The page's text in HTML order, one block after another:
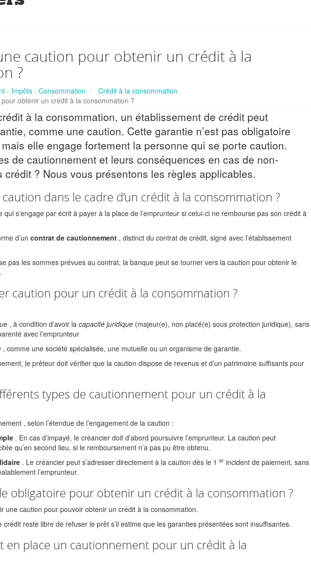
caution pour obtenir un crédit à la
?
- Impôts - Consommation
Crédit à la consommation
obtenir un crédit à la consommation ?
à la consommation, un établissement de crédit peut
comme une caution. Cette garantie n’est pas obligatoire
elle engage fortement la personne qui se porte caution.
de cautionnement et leurs conséquences en cas de non-
crédit ? Nous vous présentons les règles applicables.
caution dans le cadre d’un crédit à la consommation ?
s’engage par écrit à payer à la place de l’emprunteur si celui-ci ne rembourse pas son crédit à
d’un contrat de cautionnement , distinct du contrat de crédit, signé avec l’établissement
pas les sommes prévues au contrat, la banque peut se tourner vers la caution pour obtenir le
caution pour un crédit à la consommation ?
, à condition d’avoir la capacité juridique (majeur(e), non placé(e) sous protection juridique), sans
avec l’emprunteur
, comme une société spécialisée, une mutuelle ou un organisme de garantie.
le prêteur doit vérifier que la caution dispose de revenus et d’un patrimoine suffisants pour
types de cautionnement pour un crédit à la
, selon l’étendue de l’engagement de la caution :
. En cas d’impayé, le créancier doit d’abord poursuivre l’emprunteur. La caution peut
qu’en second lieu, si le remboursement n’a pas pu être obtenu.
. Le créancier peut s’adresser directement à la caution dès le 1 er incident de paiement, sans
l’emprunteur.
obligatoire pour obtenir un crédit à la consommation ?
une caution pour pouvoir obtenir un crédit à la consommation.
crédit reste libre de refuser le prêt s’il estime que les garanties présentées sont insuffisantes.
en place un cautionnement pour un crédit à la